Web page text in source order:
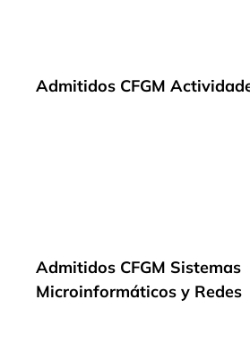
Admitidos CFGM
Admitidos CFGM Sistemas
Microinformáticos y Redes